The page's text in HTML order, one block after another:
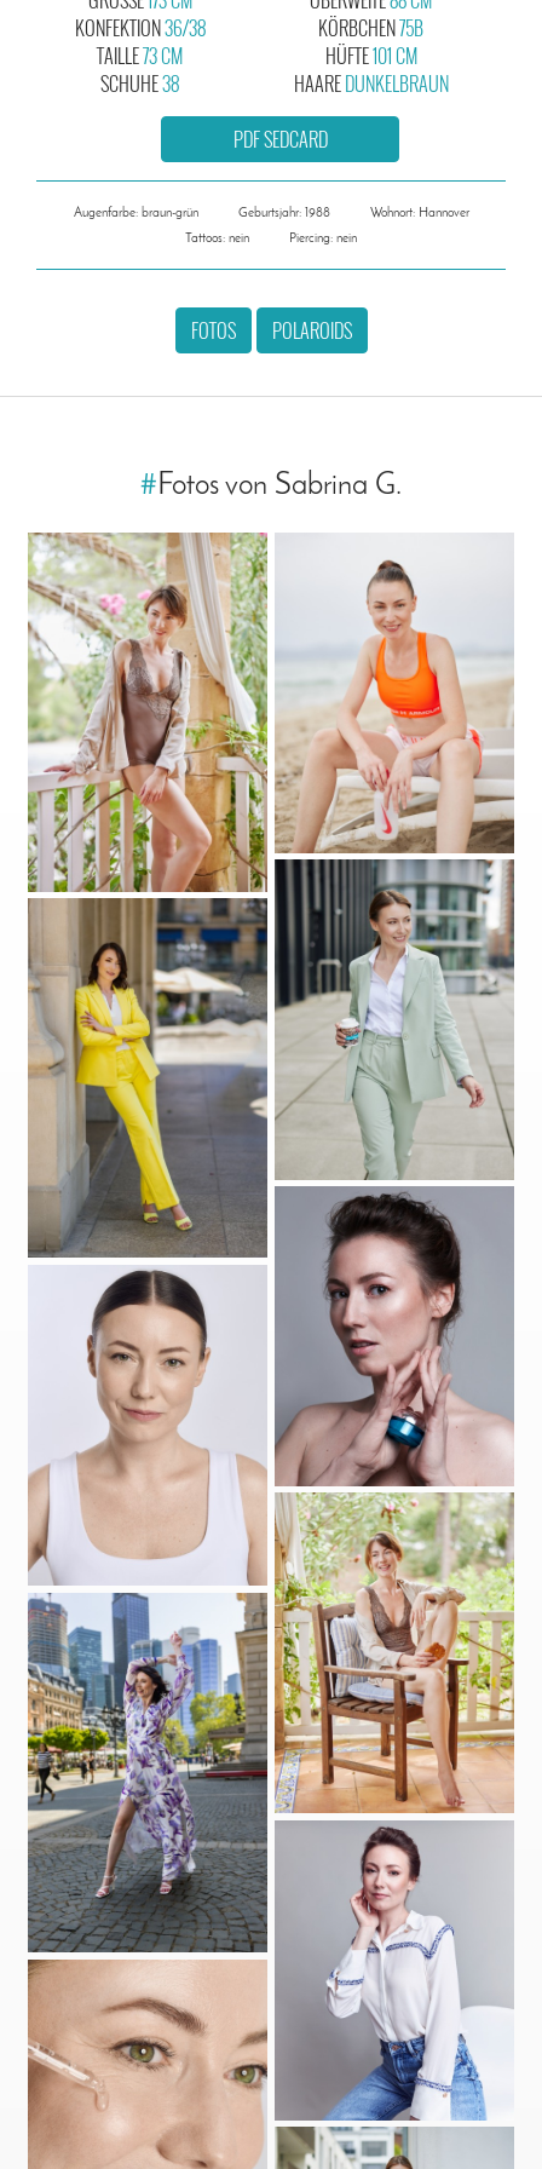
KONFEKTION36/38
KÖRBCHEN75B
TAILLE73 CM
SCHUHE38
HÜFTE101 CM
HAAREDUNKELBRAUN
PDF SEDCARD
Augenfarbe: braun-grün Geburtsjahr: 1988
Wohnort: Hannover
Tattoos: nein
Piercing: nein
FOTOS POLAROIDS
#Fotos von Sabrina G.